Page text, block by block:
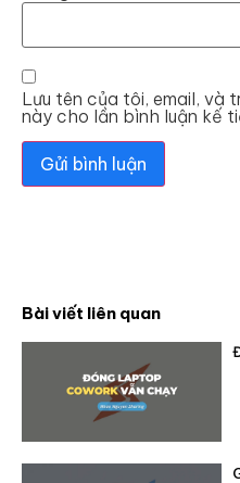
Lưu tên của tôi, email, và
này cho lần bình luận kế
Bài viết liên quan